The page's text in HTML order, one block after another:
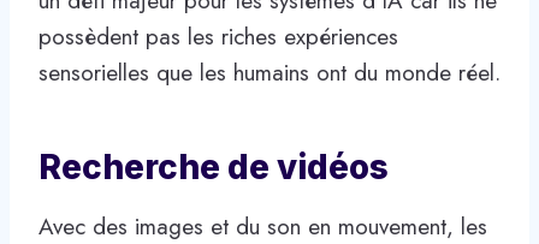
possèdent pas les riches expériences
sensorielles que les humains ont du monde réel.
Recherche de vidéos
Avec des images et du son en mouvement, les